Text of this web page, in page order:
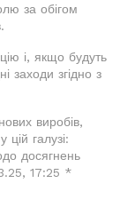
за обігом
і, якщо будуть
заходи згідно з
виробів,
галузі:
досягнень
17:25 *